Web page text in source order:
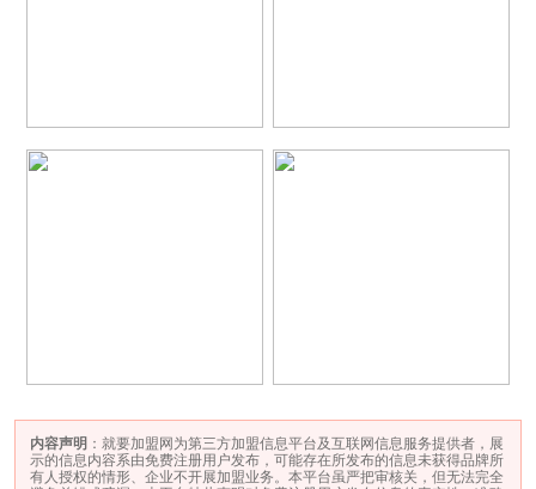
内容声明 ：就要加盟网为第三方加盟信息平台及互联网信息服务提供者，展
示的信息内容系由免费注册用户发布，可能存在所发布的信息未获得品牌所
有人授权的情形、企业不开展加盟业务。本平台虽严把审核关，但无法完全